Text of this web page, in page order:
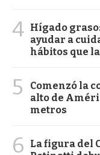
4 Hígado
ayudar a
hábitos que
5
Comenzó la
alto de
metros
6
La figura del